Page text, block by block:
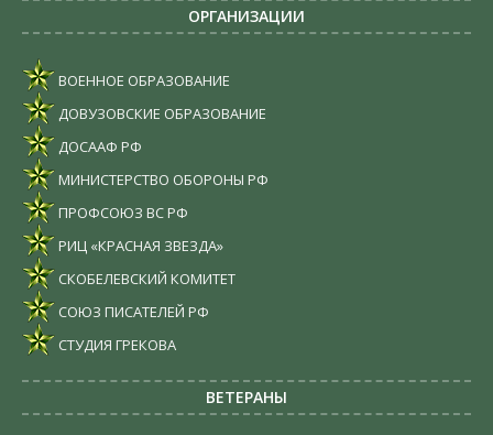
ОРГАНИЗАЦИИ
ВОЕННОЕ ОБРАЗОВАНИЕ
ДОВУЗОВСКИЕ ОБРАЗОВАНИЕ
ДОСААФ РФ
МИНИСТЕРСТВО ОБОРОНЫ РФ
ПРОФСОЮЗ ВС РФ
РИЦ «КРАСНАЯ ЗВЕЗДА»
СКОБЕЛЕВСКИЙ КОМИТЕТ
СОЮЗ ПИСАТЕЛЕЙ РФ
СТУДИЯ ГРЕКОВА
ВЕТЕРАНЫ